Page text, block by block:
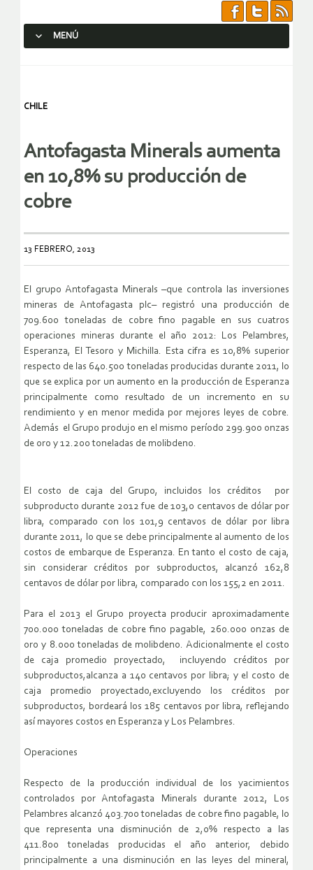
MENÚ
CHILE
Antofagasta Minerals aumenta
en 10,8% su producción de
cobre
13 FEBRERO, 2013
El grupo Antofagasta Minerals –que controla las inversiones
mineras de Antofagasta plc– registró una producción de
709.600 toneladas de cobre fino pagable en sus cuatros
operaciones mineras durante el año 2012: Los Pelambres,
Esperanza, El Tesoro y Michilla. Esta cifra es 10,8% superior
respecto de las 640.500 toneladas producidas durante 2011, lo
que se explica por un aumento en la producción de Esperanza
principalmente como resultado de un incremento en su
rendimiento y en menor medida por mejores leyes de cobre.
Además el Grupo produjo en el mismo período 299.900 onzas
de oro y 12.200 toneladas de molibdeno.
El costo de caja del Grupo, incluidos los créditos por
subproducto durante 2012 fue de 103,0 centavos de dólar por
libra, comparado con los 101,9 centavos de dólar por libra
durante 2011, lo que se debe principalmente al aumento de los
costos de embarque de Esperanza. En tanto el costo de caja,
sin considerar créditos por subproductos, alcanzó 162,8
centavos de dólar por libra, comparado con los 155,2 en 2011.
Para el 2013 el Grupo proyecta producir aproximadamente
700.000 toneladas de cobre fino pagable, 260.000 onzas de
oro y 8.000 toneladas de molibdeno. Adicionalmente el costo
de caja promedio proyectado, incluyendo créditos por
subproductos,alcanza a 140 centavos por libra; y el costo de
caja promedio proyectado,excluyendo los créditos por
subproductos, bordeará los 185 centavos por libra, reflejando
así mayores costos en Esperanza y Los Pelambres.
Operaciones
Respecto de la producción individual de los yacimientos
controlados por Antofagasta Minerals durante 2012, Los
Pelambres alcanzó 403.700 toneladas de cobre fino pagable, lo
que representa una disminución de 2,0% respecto a las
411.800 toneladas producidas el año anterior, debido
principalmente a una disminución en las leyes del mineral,